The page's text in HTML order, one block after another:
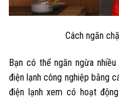
Cách ngăn
Bạn có thể ngăn ngừa
điện lạnh công nghiệp bằng
điện lạnh xem có hoạt